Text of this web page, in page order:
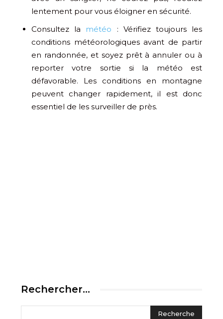
lentement pour vous éloigner en sécurité.
Consultez la météo : Vérifiez toujours les
conditions météorologiques avant de partir
en randonnée, et soyez prêt à annuler ou à
reporter votre sortie si la météo est
défavorable. Les conditions en montagne
peuvent changer rapidement, il est donc
essentiel de les surveiller de près.
Rechercher…